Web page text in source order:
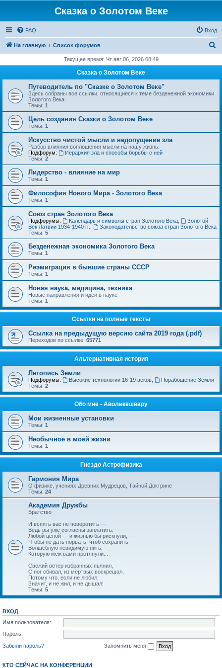
Сказка о Золотом Веке
FAQ Вход
На главную Список форумов
с
Текущее время: Чт авг 06, 2026 08:49
Сказка о Золотом Веке
Путеводитель по "Сказке о Золотом Веке"
Здесь собраны все ссылки, относящиеся к теме безденежной экономики
Золотого Века
Темы: 1
Цель создания Сказки о Золотом Веке
Темы: 1
Искусство чистой мысли и недопущение зла
Разбор влияния воплощения мысли на нашу жизнь.
Подфорум:
Иерархия зла и способы борьбы с ней
Темы: 2
Лидерство - влияние на мир
Темы: 1
Философия Нового Мира - Золотого Века
Темы: 1
Cоюз стран Золотого Века
Подфорумы: Календарь и символы стран Золотого Века,
Золотой
Век Латвии 1934-1940 гг.
Законодательство союза стран Золотого Века
Темы: 5
Безденежная экономика Золотого Века
Темы: 1
Реэмиграция в бывшие страны СССР
Темы: 1
Новая наука, медицина, техника
Новые направления и идеи в науке
Темы: 1
Ссылки на полные тексты
Ссылка на предыдущую версию сайта 2019 года (.pdf)
Переходов по ссылке: 65771
Альтернативная история
Летопись Земли
Подфорумы: Высокие технологии 16-19 веков,
Порабощение Земли
Темы: 2
Обо мне - Аволикешвару
Мои жизненные установки
Темы: 1
Необычное в моей жизни
Темы: 1
Гнездо Астрофизика
Гармония Мира
О физике, учениях Древних Мудрецов, Тайной Доктрине
Темы: 24
Академия Дружбы
Братство
И вспять вас не поворотить —
Ведь вы уже согласны заплатить:
Любой ценой — и жизнью бы рискнули, —
Чтобы не дать порвать, чтоб сохранить
Волшебную невидимую нить,
Которую меж вами протянули...
Свежий ветер избранных пьянил,
С ног сбивал, из мёртвых воскрешал,
Потому что, если не любил,
Значит, и не жил, и не дышал!
Темы: 5
ВХОД
Имя пользователя:
Пароль:
Забыли пароль?
Запомнить меня
КТО СЕЙЧАС НА КОНФЕРЕНЦИИ